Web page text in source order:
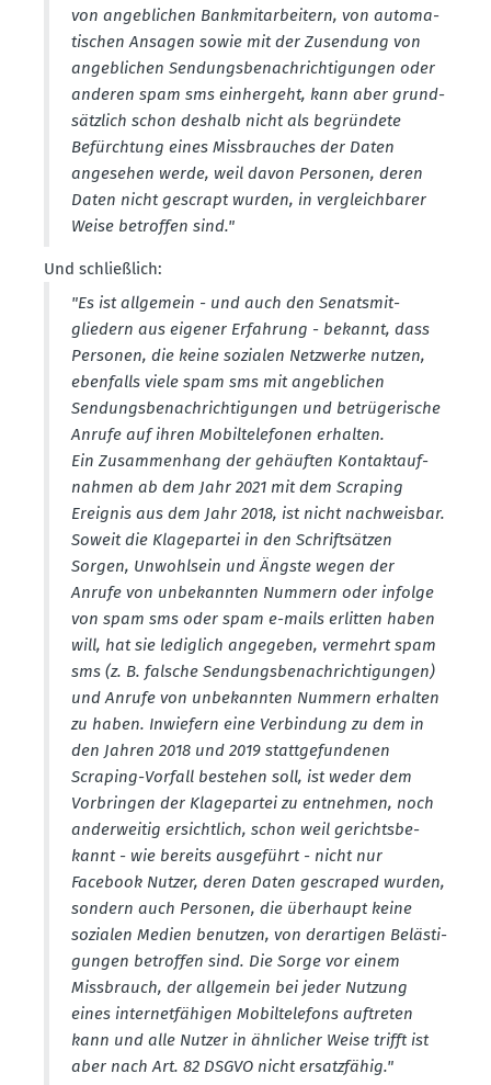
von angeb­lichen Bankmit­ar­beitern, von automa­
ti­schen Ansagen sowie mit der Zusendung von
angeb­lichen Sendungs­be­nach­rich­ti­gungen oder
anderen spam sms einhergeht, kann aber grund­
sätzlich schon deshalb nicht als begründete
Befürchtung eines Missbrauches der Daten
angesehen werde, weil davon Personen, deren
Daten nicht gescrapt wurden, in vergleich­barer
Weise betroffen sind."
Und schlie­ßlich:
"Es ist allgemein - und auch den Senats­mit­
gliedern aus eigener Erfahrung - bekannt, dass
Personen, die keine sozialen Netzwerke nutzen,
ebenfalls viele spam sms mit angeb­lichen
Sendungs­be­nach­rich­ti­gungen und betrü­ge­rische
Anrufe auf ihren Mobil­te­le­fonen erhalten.
Ein Zusam­menhang der gehäuften Kontakt­auf­
nahmen ab dem Jahr 2021 mit dem Scraping
Ereignis aus dem Jahr 2018, ist nicht nachweisbar.
Soweit die Klage­partei in den Schrift­sätzen
Sorgen, Unwohlsein und Ängste wegen der
Anrufe von unbekannten Nummern oder infolge
von spam sms oder spam e-mails erlitten haben
will, hat sie lediglich angegeben, vermehrt spam
sms (z. B. falsche Sendungs­be­nach­rich­ti­gungen)
und Anrufe von unbekannten Nummern erhalten
zu haben. Inwiefern eine Verbindung zu dem in
den Jahren 2018 und 2019 statt­ge­fun­denen
Scraping-Vorfall bestehen soll, ist weder dem
Vorbringen der Klage­partei zu entnehmen, noch
ander­weitig ersichtlich, schon weil gerichts­be­
kannt - wie bereits ausge­führt - nicht nur
Facebook Nutzer, deren Daten gescraped wurden,
sondern auch Personen, die überhaupt keine
sozialen Medien benutzen, von derar­tigen Beläs­ti­
gungen betroffen sind. Die Sorge vor einem
Missbrauch, der allgemein bei jeder Nutzung
eines inter­net­fä­higen Mobil­te­lefons auftreten
kann und alle Nutzer in ähnlicher Weise trifft ist
aber nach Art. 82 DSGVO nicht ersatz­fähig."